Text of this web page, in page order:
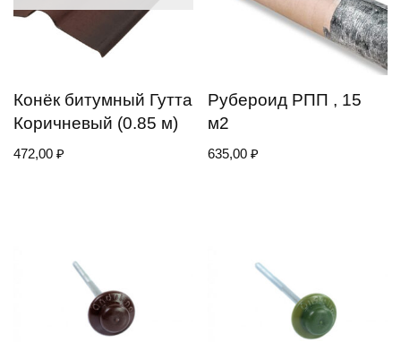
Конёк битумный Гутта
Коричневый (0.85 м)
472,00 ₽
Рубероид РПП , 15
м2
635,00₽